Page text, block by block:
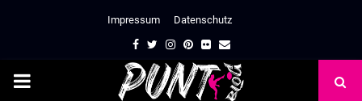
Impressum Datenschutz
Facebook
TwitterInstagram
Pinterest
FlickrEmail
PRIMARY